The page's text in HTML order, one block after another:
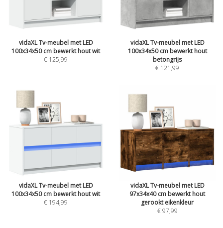
vidaXL Tv-meubel met LED
100x34x50 cm bewerkt hout wit
€ 125,99
vidaXL Tv-meubel met LED
100x34x50 cm bewerkt hout
betongrijs
€ 121,99
vidaXL Tv-meubel met LED
100x34x50 cm bewerkt hout wit
€ 194,99
vidaXL Tv-meubel met LED
97x34x40 cm bewerkt hout
gerookt eikenkleur
€ 97,99